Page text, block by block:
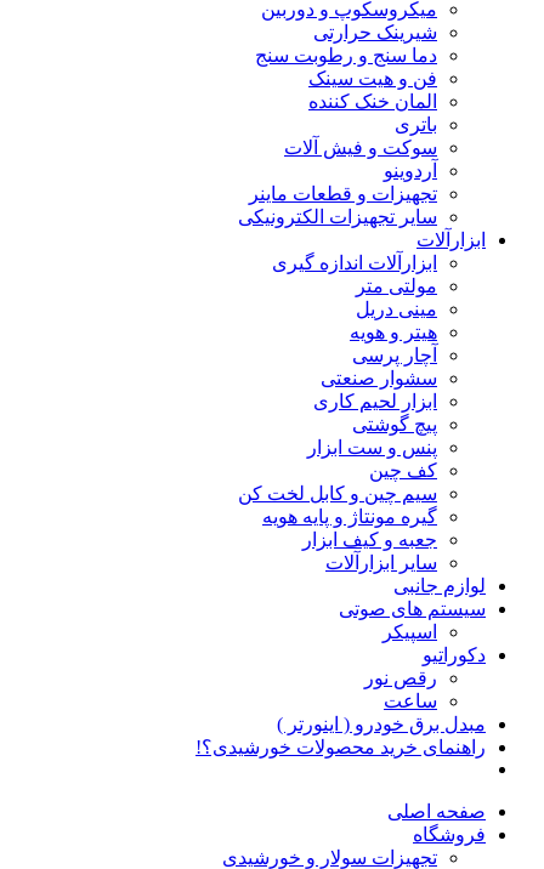
میکروسکوپ و دوربین
شیرینک حرارتی
دما سنج و رطوبت سنج
فن و هیت سینک
المان خنک کننده
باتری
سوکت و فیش آلات
آردوینو
تجهیزات و قطعات ماینر
سایر تجهیزات الکترونیکی
ابزارآلات
ابزارآلات اندازه گیری
مولتی متر
مینی دریل
هیتر و هویه
آچار پرسی
سشوار صنعتی
ابزار لحیم کاری
پیچ گوشتی
پنس و ست ابزار
کف چین
سیم چین و کابل لخت کن
گیره مونتاژ و پایه هویه
جعبه و کیف ابزار
سایر ابزارآلات
لوازم جانبی
سیستم های صوتی
اسپیکر
دکوراتیو
رقص نور
ساعت
مبدل برق خودرو ( اینورتر )
راهنمای خرید محصولات خورشیدی؟!
صفحه اصلی
فروشگاه
تجهیزات سولار و خورشیدی